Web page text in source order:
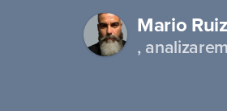
Mario
,